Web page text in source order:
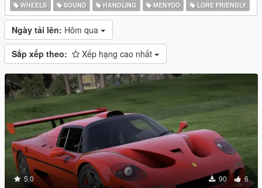
WHEELS
SOUND HANDLING MENYOO LORE FRIENDLY
Ngày tải lên: Hôm qua
Sắp xếp theo: Xếp hạng cao nhất
5.0 90 6